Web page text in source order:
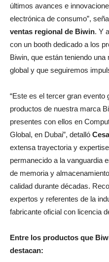
últimos avances e
electrónica de consumo”,
ventas regional de Biwin. Y
con un booth dedicado a los
Biwin, que están teniendo
global y que seguiremos
“Este es el tercer gran evento
productos de nuestra marca
presentes con ellos en
Global, en Dubai”, detalló
extensa trayectoria y
permanecido a la vanguardia
de memoria y
calidad durante décadas.
expertos y referentes de la
fabricante oficial con licencia
Entre los productos que
destacan: